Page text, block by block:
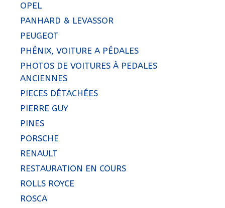
OPEL
PANHARD & LEVASSOR
PEUGEOT
PHÉNIX, VOITURE A PÉDALES
PHOTOS DE VOITURES À PEDALES
ANCIENNES
PIECES DÉTACHÉES
PIERRE GUY
PINES
PORSCHE
RENAULT
RESTAURATION EN COURS
ROLLS ROYCE
ROSCA